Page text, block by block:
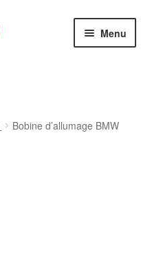
Menu
Bobine d’allumage BMW